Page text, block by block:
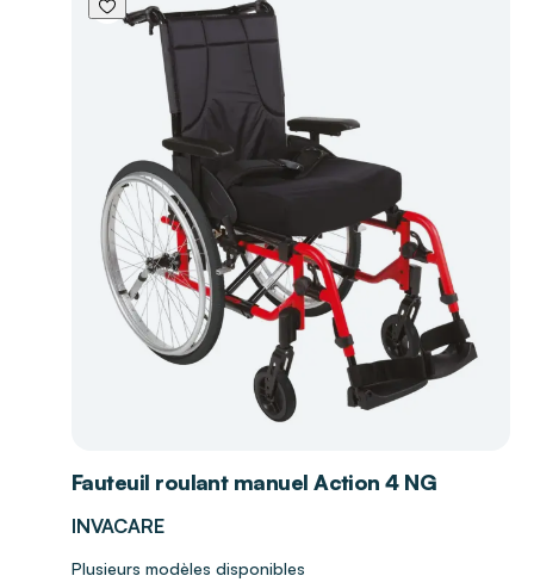
Fauteuil roulant manuel Action 4 NG
INVACARE
Plusieurs modèles disponibles